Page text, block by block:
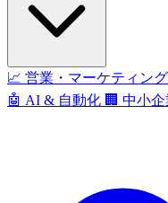
📈 営業・マーケティン
🤖 AI & 自動化 🏢 中小